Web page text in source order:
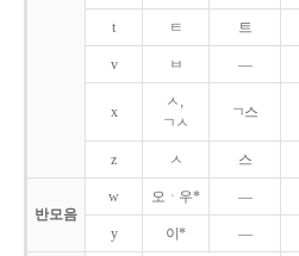
t ㅌ 트
v ㅂ ―
x
ㅅ,
ㄱㅅ
ㄱ스
z ㅅ 스
반모음
w 오ㆍ우* ―
y 이* ―